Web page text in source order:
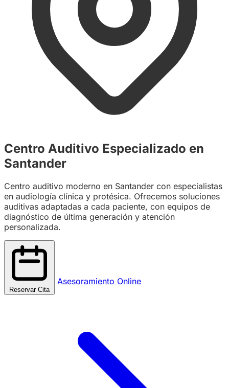
Centro Auditivo Especializado en
Santander
Centro auditivo moderno en Santander con especialistas
en audiología clínica y protésica. Ofrecemos soluciones
auditivas adaptadas a cada paciente, con equipos de
diagnóstico de última generación y atención
personalizada.
Reservar Cita
Asesoramiento Online